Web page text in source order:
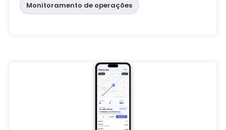
Monitoramento de operações